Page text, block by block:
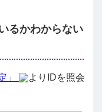
るかわからない
」
よりIDを照会